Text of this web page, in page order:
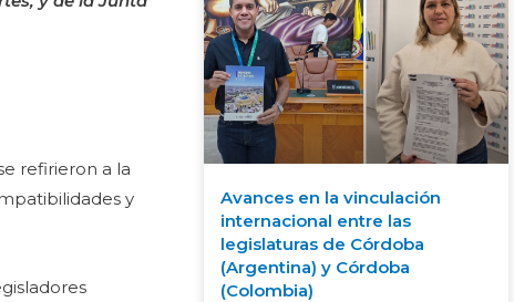
refirieron a la
y
Avances en la vinculación
internacional entre las
legislaturas de Córdoba
(Argentina) y Córdoba
(Colombia)